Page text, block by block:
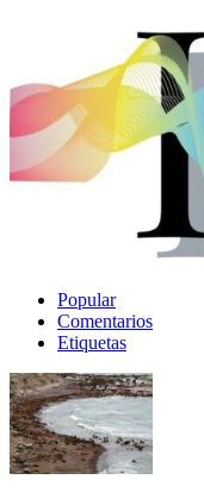
Popular
Comentarios
Etiquetas